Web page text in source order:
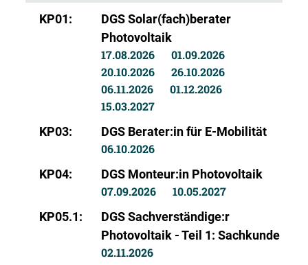
KP01:
DGS Solar(fach)berater
Photovoltaik
17.08.2026
01.09.2026
20.10.2026
26.10.2026
06.11.2026
01.12.2026
15.03.2027
KP03:
DGS Berater:in für E-Mobilität
06.10.2026
KP04:
DGS Monteur:in Photovoltaik
07.09.2026
10.05.2027
KP05.1:
DGS Sachverständige:r
Photovoltaik - Teil 1: Sachkunde
02.11.2026